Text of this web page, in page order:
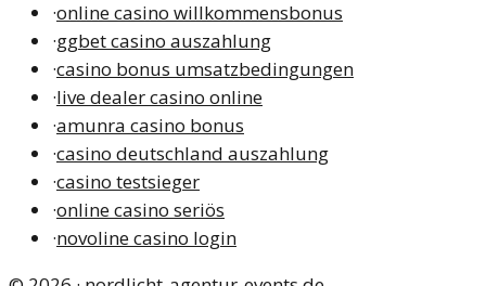
·online casino willkommensbonus
·ggbet casino auszahlung
·casino bonus umsatzbedingungen
·live dealer casino online
·amunra casino bonus
·casino deutschland auszahlung
·casino testsieger
·online casino seriös
·novoline casino login